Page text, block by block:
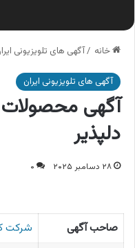
خانه /آگهی های تلویزیونی
آگهی های تلویزیونی ایران
آگهی محصولات
دلپذیر
۲۸ دسامبر ۲۰۲۵ ۰
صاحب آگهی
شرکت